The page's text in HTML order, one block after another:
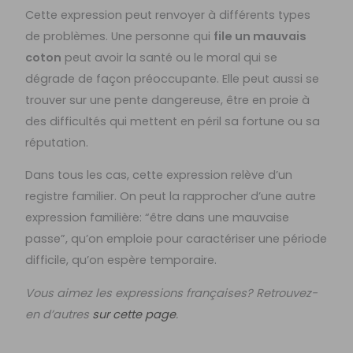
Cette expression peut renvoyer à différents types
de problèmes. Une personne qui file un mauvais
coton peut avoir la santé ou le moral qui se
dégrade de façon préoccupante. Elle peut aussi se
trouver sur une pente dangereuse, être en proie à
des difficultés qui mettent en péril sa fortune ou sa
réputation.
Dans tous les cas, cette expression relève d’un
registre familier. On peut la rapprocher d’une autre
expression familière: “être dans une mauvaise
passe”, qu’on emploie pour caractériser une période
difficile, qu’on espère temporaire.
Vous aimez les expressions françaises? Retrouvez-
en d’autres sur cette page.